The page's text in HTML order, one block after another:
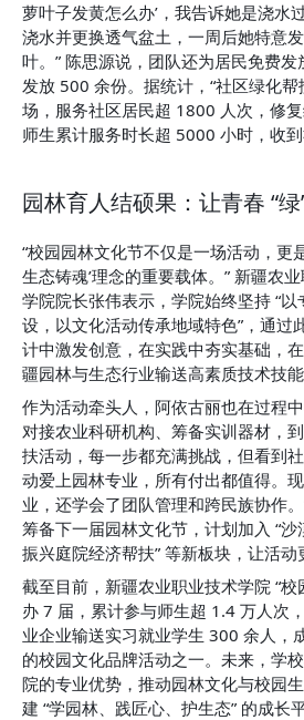
萝叶子发黄怎么办’，我告诉她是浇水
浇水并更换透气盆土，一周后她特意
叶。” 陈思源说，团队还为居民免费
发放 500 余份。据统计，“社区绿化
场，服务社区居民超 1800 人次，修
师生累计服务时长超 5000 小时，收到
园林育人结硕果：让青春 “
“校园园林文化节不仅是一场活动，更
生态铸魂’理念的重要载体。” 新疆农
学院院长张伟表示，学院始终坚持 “
设，以文化活动传承地域特色”，通过
计中激发创意，在实践中夯实基础，
疆园林与生态行业输送高素质技术技能
作为活动牵头人，阿依古丽也在过程
对接农业科研机构、筹备实训器材，
扶活动，每一步都充满挑战，但看到
动爱上园林专业，所有付出都值得。
业，还学会了团队管理和跨民族协作
筹备下一届园林文化节，计划加入 “沙
振兴庭院经济帮扶” 等新板块，让活动
截至目前，新疆农业职业技术学院 “
办 7 届，累计参与师生超 1.4 万人次
业企业输送实习就业学生 300 余人，
的校园文化品牌活动之一。未来，学
院的专业优势，推动园林文化与校园
建 “学园林、践匠心、护生态” 的成长